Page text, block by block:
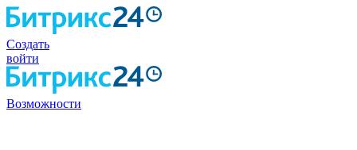
Создать
войти
Возможности